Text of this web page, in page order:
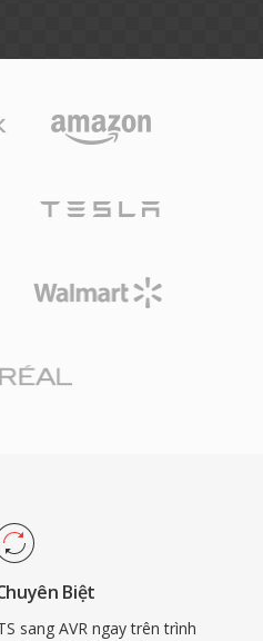
Biệt
sang AVR ngay trên trình